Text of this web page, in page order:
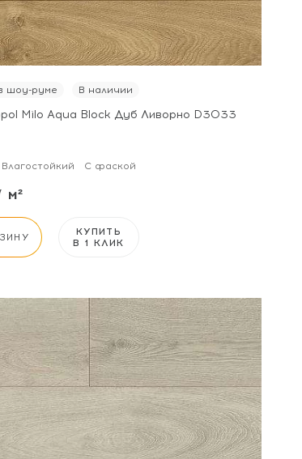
шоу-руме В наличии
Milo Aqua Block Дуб Ливорно D3033
Влагостойкий С фаской
м²
КУПИТЬ
В 1 КЛИК